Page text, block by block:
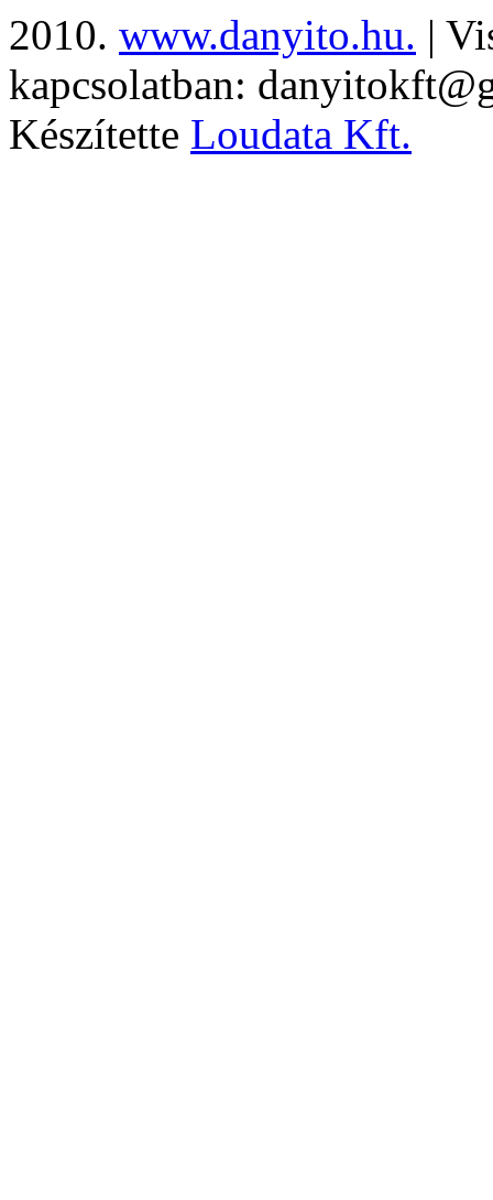
2010. www.danyito.hu. |
kapcsolatban:
Készítette Loudata Kft.